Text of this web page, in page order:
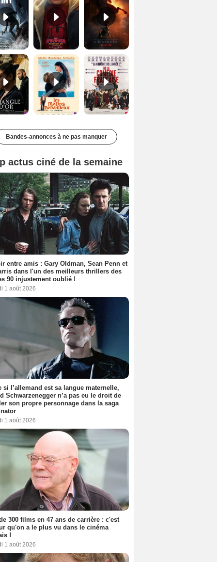
Le Triangle d'or Bande-annonce VF De la Comédie-Française Teaser VF
Bandes-annonces à ne pas manquer
actus ciné de la semaine
entre amis : Gary Oldman, Sean Penn et
dans l'un des meilleurs thrillers des
90 injustement oublié !
1 août 2026
si l’allemand est sa langue maternelle,
Schwarzenegger n’a pas eu le droit de
son propre personnage dans la saga
1 août 2026
300 films en 47 ans de carrière : c'est
qu'on a le plus vu dans le cinéma
!
1 août 2026